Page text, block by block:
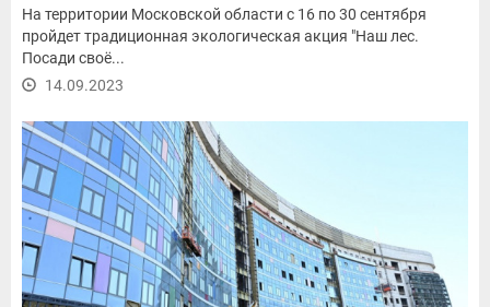
На территории Московской области с 16 по 30 сентября
пройдет традиционная экологическая акция "Наш лес.
Посади своё...
14.09.2023